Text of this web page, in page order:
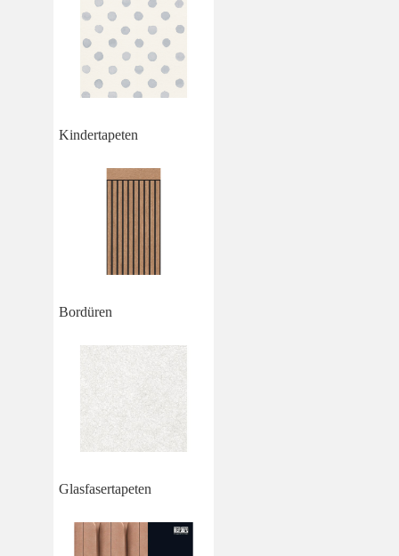
Kindertapeten
Bordüren
Glasfasertapeten